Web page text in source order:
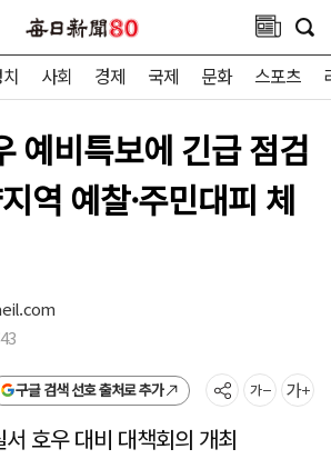
사회 경제 국제 문화 스포츠
예비특보에 긴급 점검
역 예찰·주민대피 체
구글 검색 선호 출처로 추가
호우 대비 대책회의 개최